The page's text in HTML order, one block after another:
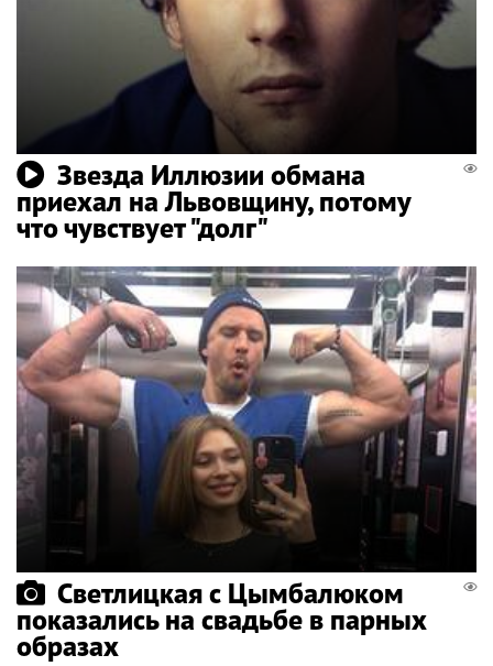
Звезда Иллюзии обмана
приехал на Львовщину, потому
что чувствует "долг"
Светлицкая с Цымбалюком
показались на свадьбе в парных
образах